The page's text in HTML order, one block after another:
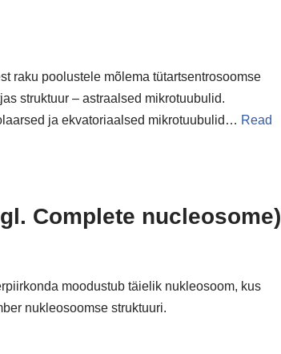
raku poolustele mõlema tütartsentrosoomse
struktuur – astraalsed mikrotuubulid.
ja ekvatoriaalsed mikrotuubulid… Read
Complete nucleosome)
moodustub täielik nukleosoom, kus
nukleosoomse struktuuri.